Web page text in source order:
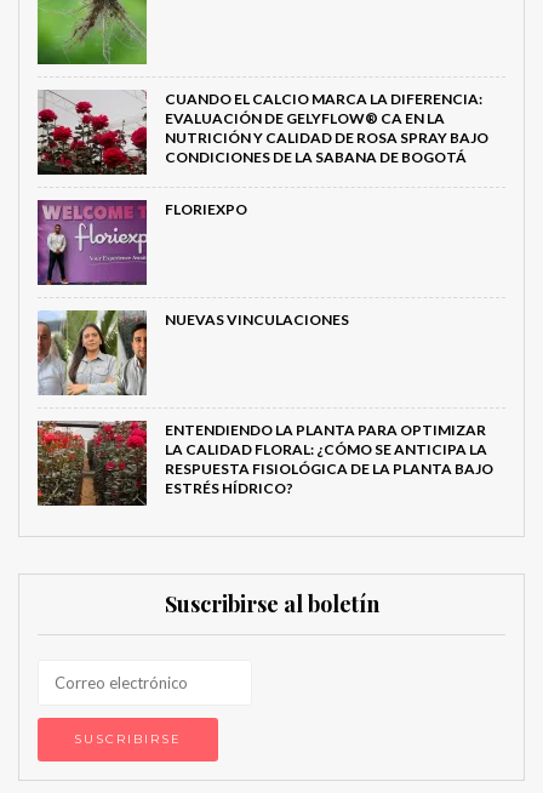
CUANDO EL CALCIO MARCA LA DIFERENCIA:
EVALUACIÓN DE GELYFLOW® CA EN LA
NUTRICIÓN Y CALIDAD DE ROSA SPRAY BAJO
CONDICIONES DE LA SABANA DE BOGOTÁ
FLORIEXPO
NUEVAS VINCULACIONES
ENTENDIENDO LA PLANTA PARA OPTIMIZAR
LA CALIDAD FLORAL: ¿CÓMO SE ANTICIPA LA
RESPUESTA FISIOLÓGICA DE LA PLANTA BAJO
ESTRÉS HÍDRICO?
Suscribirse al boletín